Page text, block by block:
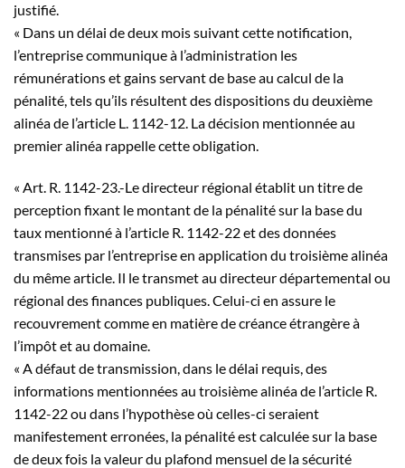
justifié.
« Dans un délai de deux mois suivant cette notification,
l’entreprise communique à l’administration les
rémunérations et gains servant de base au calcul de la
pénalité, tels qu’ils résultent des dispositions du deuxième
alinéa de l’article L. 1142-12. La décision mentionnée au
premier alinéa rappelle cette obligation.
« Art. R. 1142-23.-Le directeur régional établit un titre de
perception fixant le montant de la pénalité sur la base du
taux mentionné à l’article R. 1142-22 et des données
transmises par l’entreprise en application du troisième alinéa
du même article. Il le transmet au directeur départemental ou
régional des finances publiques. Celui-ci en assure le
recouvrement comme en matière de créance étrangère à
l’impôt et au domaine.
« A défaut de transmission, dans le délai requis, des
informations mentionnées au troisième alinéa de l’article R.
1142-22 ou dans l’hypothèse où celles-ci seraient
manifestement erronées, la pénalité est calculée sur la base
de deux fois la valeur du plafond mensuel de la sécurité